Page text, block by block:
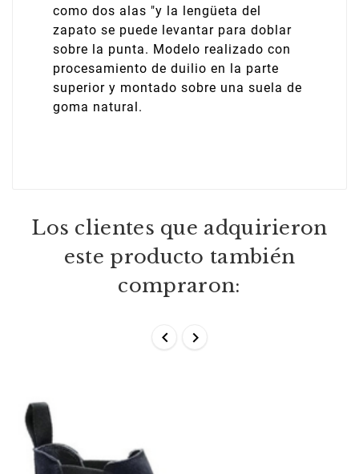
como dos alas "y la lengüeta del
zapato se puede levantar para doblar
sobre la punta. Modelo realizado con
procesamiento de duilio en la parte
superior y montado sobre una suela de
goma natural.
Los clientes que adquirieron
este producto también
compraron:
 